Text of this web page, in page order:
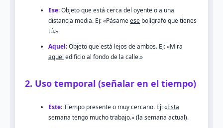
Ese: Objeto que está cerca del oyente o a una
distancia media. Ej: «Pásameese bolígrafo que tienes
tú.»
Aquel: Objeto que está lejos de ambos. Ej: «Mira
aquel edificio al fondo de la calle.»
2. Uso temporal (señalar en el tiempo)
Este: Tiempo presente o muy cercano. Ej: «Esta
semana tengo mucho trabajo.» (la semana actual).